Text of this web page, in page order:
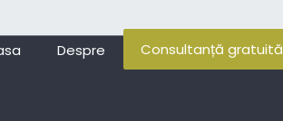
Despre Consultanță gratuită